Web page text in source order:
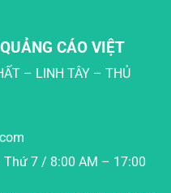
CÁO VIỆT
– LINH TÂY – THỦ
7 / 8:00 AM – 17:00